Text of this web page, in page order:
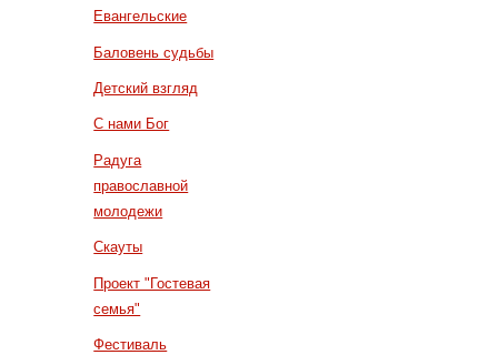
Евангельские
Баловень судьбы
Детский взгляд
С нами Бог
Радуга
православной
молодежи
Скауты
Проект "Гостевая
семья"
Фестиваль